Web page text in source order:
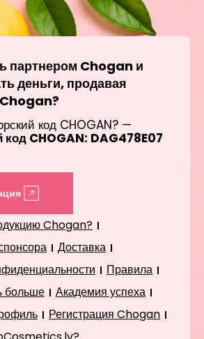
партнером Chogan и
деньги, продавая
код CHOGAN? —
код CHOGAN: DAG478E07
Chogan?
Доставка
Правила
больше
Академия успеха
Регистрация Chogan